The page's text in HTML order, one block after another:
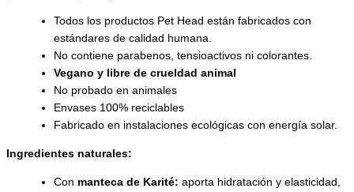
Todos los productos Pet Head están fabricados con
estándares de calidad humana.
No contiene parabenos, tensioactivos ni colorantes.
Vegano y libre de crueldad animal
No probado en animales
Envases 100% reciclables
Fabricado en instalaciones ecológicas con energía solar.
Ingredientes naturales:
Con manteca de Karité: aporta hidratación y elasticidad,